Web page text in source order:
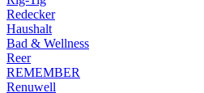
Redecker
Haushalt
Bad & Wellness
Reer
REMEMBER
Renuwell